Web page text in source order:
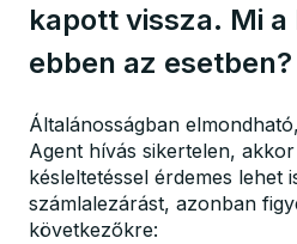
kapott vissza. Mi
ebben az esetben?
Általánosságban
Agent hívás sikertelen,
késleltetéssel érdemes lehet
számlalezárást, azonban
következőkre: